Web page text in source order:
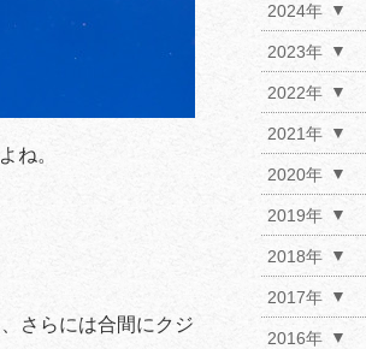
ね。
さらには合間にクジ
2024年
2023年
2022年
2021年
2020年
2019年
2018年
2017年
2016年